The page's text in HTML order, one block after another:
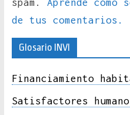
spam. Aprende cómo
de tus comentarios.
Glosario INVI
Financiamiento
Satisfactores